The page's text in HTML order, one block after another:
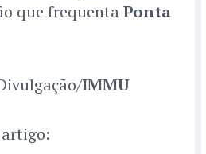
que frequenta Ponta
IMMU
artigo: